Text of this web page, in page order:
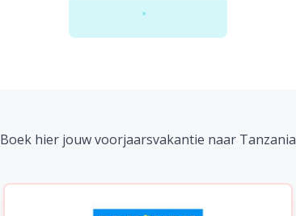
Boek hier jouw voorjaarsvakantie naar Tanzania